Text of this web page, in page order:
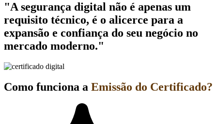
"A segurança digital não é apenas um
requisito técnico, é o alicerce para a
expansão e confiança do seu negócio no
mercado moderno."
Como funciona a Emissão do Certificado?